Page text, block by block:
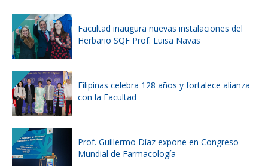
Facultad inaugura nuevas instalaciones del
Herbario SQF Prof. Luisa Navas
Filipinas celebra 128 años y fortalece alianza
con la Facultad
Prof. Guillermo Díaz expone en Congreso
Mundial de Farmacología